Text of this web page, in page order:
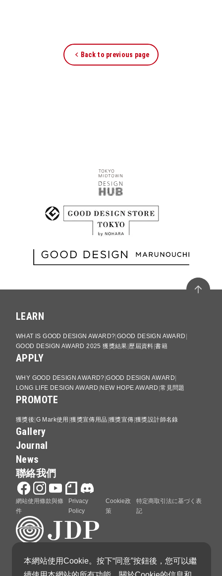
Back to previous page
LEARN
WHAT IS GOOD DESIGN AWARD? GOOD DESIGN AWARD
GOOD DESIGN AWARD 2025 獲獎結果 歷屆資料 書籍
APPLY
WHY GOOD DESIGN AWARD? GOOD DESIGN AWARD
LONG LIFE DESIGN AWARD NEW HOPE AWARD 常見問題
PROMOTE
獲獎後 G Mark使用 獲獎宣傳用品 獲獎宣傳 獲獎設計師名錄
Gallery
Journal
News
聯絡我們
網站使用條款與條
件
Privacy
Policy
Cookie政
策
特定商取引法に基づく表
記
GOOD DESIGN AWARD 由日本設計振興會（Japan
本網站使用Cookie。按下“同意”按鈕後，您可以繼